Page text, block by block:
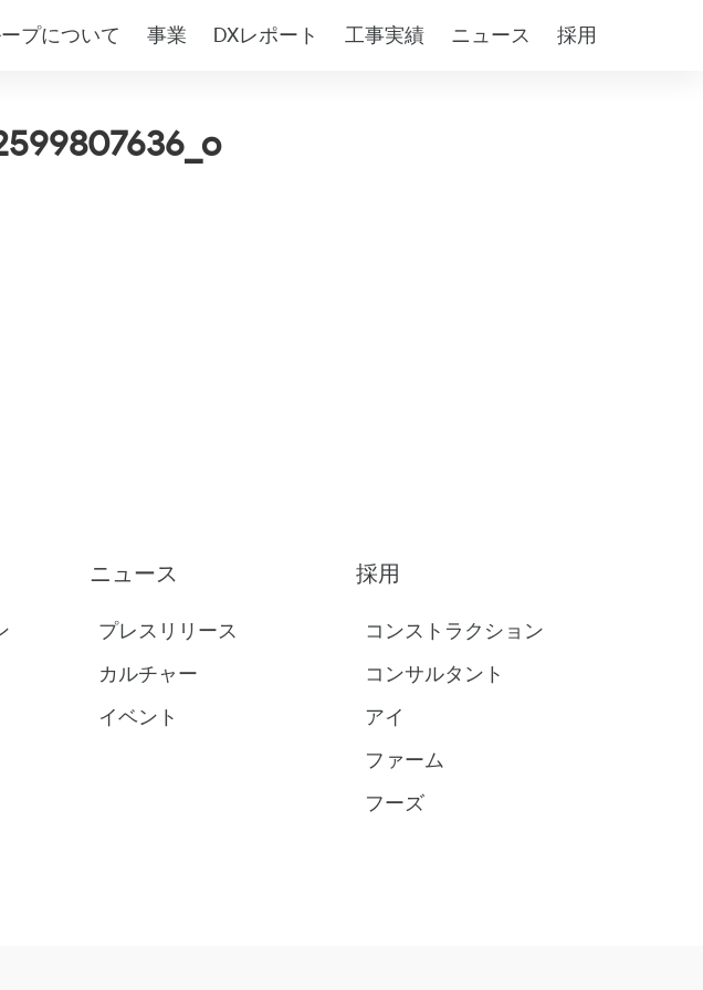
プについて 事業 DXレポート 工事実績 ニュース 採用
ニュース
プレスリリース
カルチャー
イベント
採用
コンストラクション
コンサルタント
アイ
ファーム
フーズ